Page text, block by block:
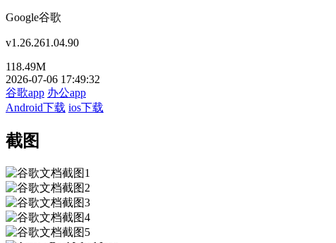
Google谷歌
v1.26.261.04.90
118.49M
2026-07-06 17:49:32
谷歌app 办公app
Android下载 ios下载
截图